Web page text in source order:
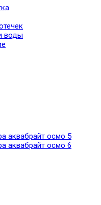
воды
аквабрайт осмо 5
аквабрайт осмо 6